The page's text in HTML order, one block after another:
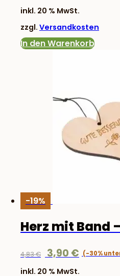
war:
29,83 €
inkl. 20 % MwSt.
zzgl. Versandkosten
In den Warenkorb
-19%
Herz mit Band
4,83€
Ursprünglicher
3,90 €
inkl. 20 % MwSt.